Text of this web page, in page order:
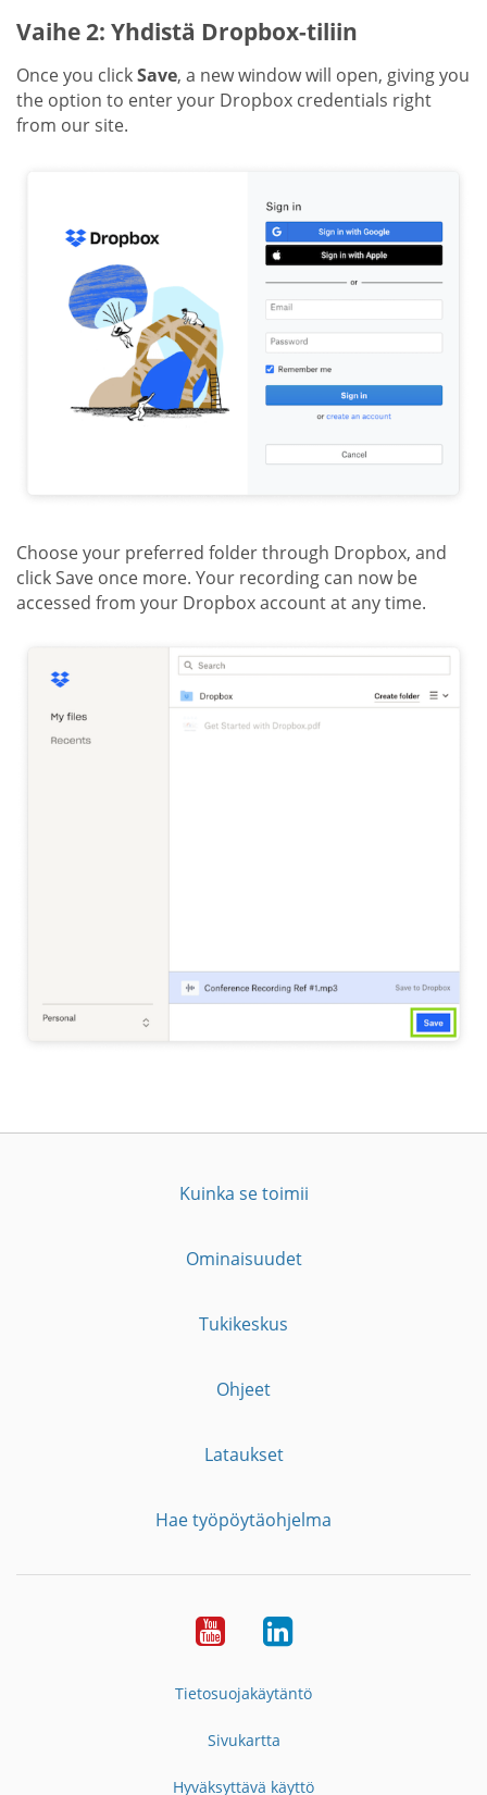
Vaihe 2: Yhdistä Dropbox-tiliin
Once you clickSave, a new window will open, giving you
the option to enter your Dropbox credentials right
from our site.
Choose your preferred folder through Dropbox, and
click Save once more. Your recording can now be
accessed from your Dropbox account at any time.
Kuinka se toimii
Ominaisuudet
Tukikeskus
Ohjeet
Lataukset
Hae työpöytäohjelma
YouTubeLinkedIn
Tietosuojakäytäntö
Sivukartta
Hyväksyttävä käyttö